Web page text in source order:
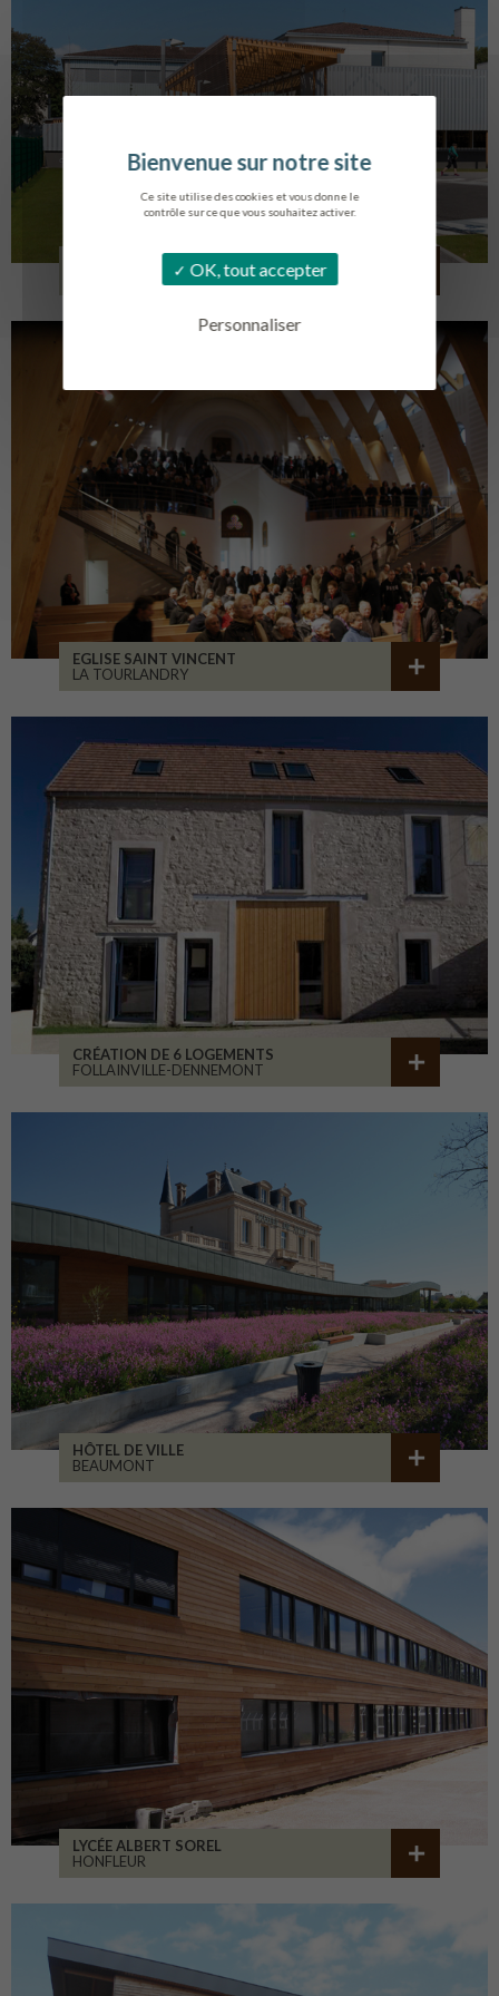
Ce site utilise des cookies et vous donne le
contrôle sur ce que vous souhaitez activer.
OK, tout accepter
Personnaliser
COLLÈGE MONTMORENCY
BOURBONNE-LES-BAINS
EGLISE SAINT VINCENT
LA TOURLANDRY
CRÉATION DE 6 LOGEMENTS
FOLLAINVILLE-DENNEMONT
HÔTEL DE VILLE
BEAUMONT
LYCÉE ALBERT SOREL
HONFLEUR